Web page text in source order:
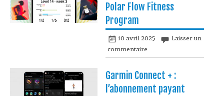
Polar Flow Fitness
Program
10 avril 2025
Laisser un
commentaire
Garmin Connect + :
l’abonnement payant